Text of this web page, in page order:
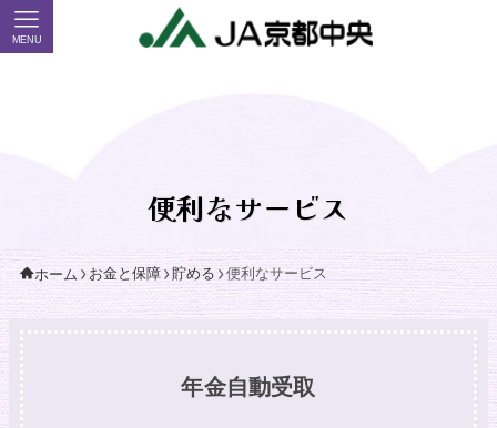
MENU
便利なサービス
ホーム お金と保障 貯める 便利なサービス
年金自動受取